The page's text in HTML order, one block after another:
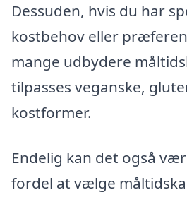
Dessuden, hvis du har
kostbehov eller
mange udbydere
tilpasses veganske,
kostformer.
Endelig kan det også
fordel at vælge